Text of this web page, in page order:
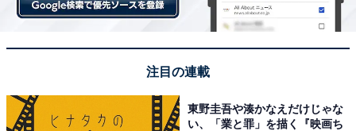
「円安による家計へのプラスの影響がある」1位は
「円安による家計へのプラスの影響がある」と回答した
人の最も多い都道府県は「秋田県」（30％）でした。次
注目の連載
東野圭吾や湊かなえだけじゃな
い、「業と罪」を描く『映画ち